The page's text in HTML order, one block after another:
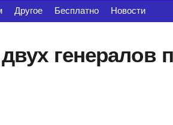
Другое Бесплатно Новости
генералов